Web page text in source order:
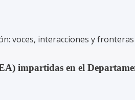
voces, interacciones y
impartidas en el